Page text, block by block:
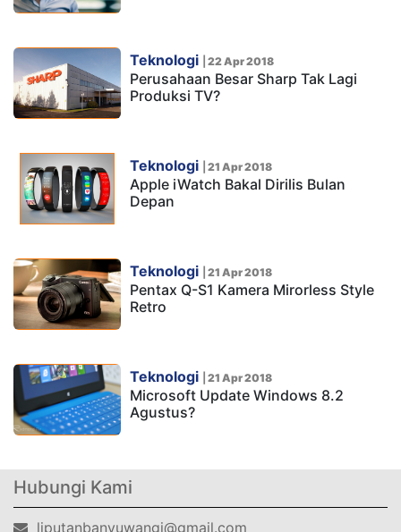
Teknologi 22 Apr 2018
Perusahaan Besar Sharp Tak Lagi
Produksi TV?
Teknologi 21 Apr 2018
Apple iWatch Bakal Dirilis Bulan
Depan
Teknologi 21 Apr 2018
Pentax Q-S1 Kamera Mirorless Style
Retro
Teknologi 21 Apr 2018
Microsoft Update Windows 8.2
Agustus?
Hubungi Kami
liputanbanyuwangi@gmail.com